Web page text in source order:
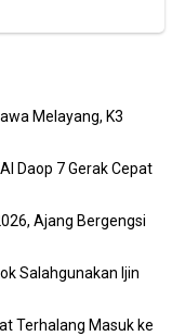
Melayang, K3
Daop 7 Gerak Cepat
Ajang Bergengsi
Salahgunakan Ijin
Terhalang Masuk ke